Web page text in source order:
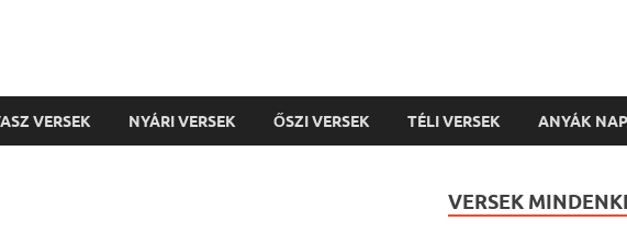
VERSEK NYÁRI VERSEK ŐSZI VERSEK TÉLI VERSEK ANYÁK
VERSEK